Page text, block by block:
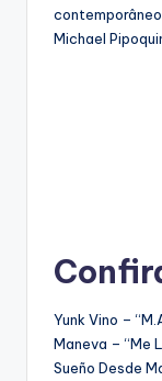
Michael
Yunk Vino –
Maneva – “Me
Sueño Desde